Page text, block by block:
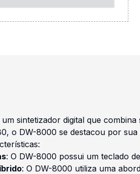
um sintetizador digital que
o DW-8000 se destacou por
: O DW-8000 possui um teclado
: O DW-8000 utiliza uma